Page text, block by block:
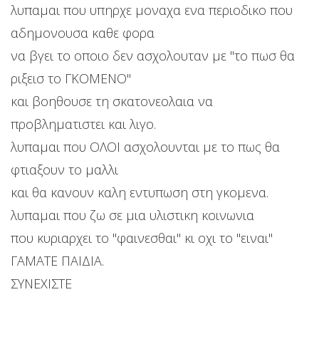
λυπαμαι που υπηρχε μοναχα ενα περιοδικο που
αδημονουσα καθε φορα
να βγει το οποιο δεν ασχολουταν με ''το πωσ θα
ριξεισ το ΓΚΟΜΕΝΟ''
και βοηθουσε τη σκατονεολαια να
προβληματιστει και λιγο.
λυπαμαι που ΟΛΟΙ ασχολουνται με το πως θα
φτιαξουν το μαλλι
και θα κανουν καλη εντυπωση στη γκομενα.
λυπαμαι που ζω σε μια υλιστικη κοινωνια
που κυριαρχει το ''φαινεσθαι'' κι οχι το ''ειναι''
ΓΑΜΑΤΕ ΠΑΙΔΙΑ.
ΣΥΝΕΧΙΣΤΕ